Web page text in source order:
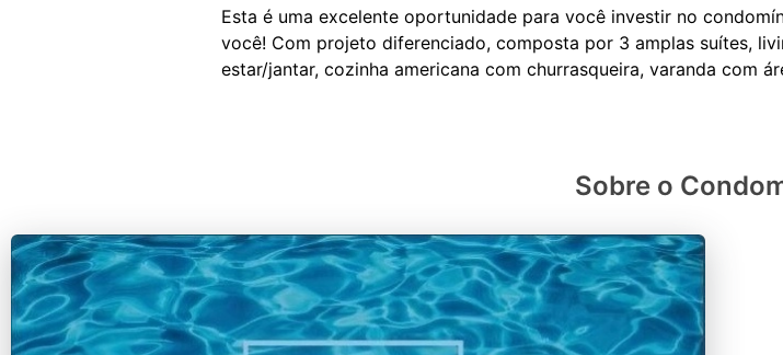
Esta é uma excelente oportunidade para você investir no
você! Com projeto diferenciado, composta por 3 amplas suítes,
Sobre o